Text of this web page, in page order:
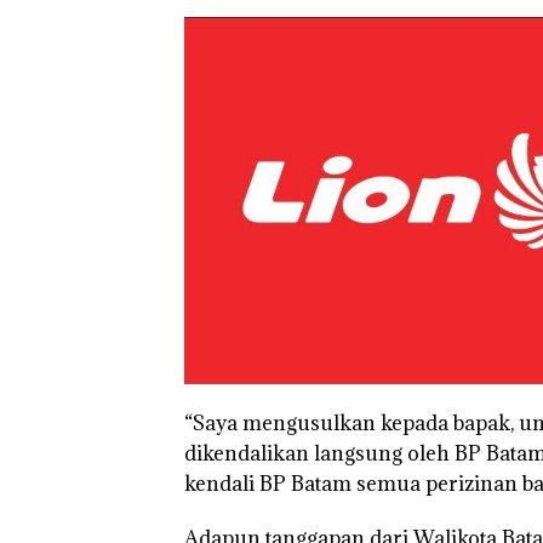
“Saya mengusulkan kepada bapak,
dikendalikan langsung oleh BP
kendali BP Batam semua perizinan